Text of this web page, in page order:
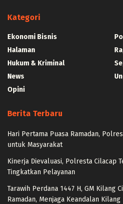
Kategori
Ekonomi Bisnis
Halaman
Hukum & Kriminal
News
Opini
Berita Terbaru
Hari Pertama Puasa Ramadan,
untuk Masyarakat
Kinerja Dievaluasi, Polresta Cilacap
Tingkatkan Pelayanan
Tarawih Perdana 1447 H, GM Kilang
Ramadan, Menjaga Keandalan Kilang